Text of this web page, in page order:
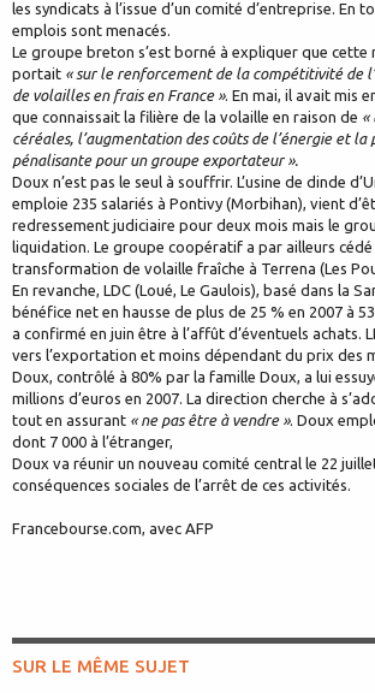
les syndicats à l’issue d’un comité d’entreprise. En
emplois sont menacés.
Le groupe breton s’est borné à expliquer que
portait « sur le renforcement de la compétitivité de
de volailles en frais en France ». En mai, il avait mis
que connaissait la filière de la volaille en raison de «
céréales, l’augmentation des coûts de l’énergie et
pénalisante pour un groupe exportateur ».
Doux n’est pas le seul à souffrir. L’usine de dinde
emploie 235 salariés à Pontivy (Morbihan), vient
redressement judiciaire pour deux mois mais le
liquidation. Le groupe coopératif a par ailleurs
transformation de volaille fraîche à Terrena (Les
En revanche, LDC (Loué, Le Gaulois), basé dans la
bénéfice net en hausse de plus de 25 % en 2007 à
a confirmé en juin être à l’affût d’éventuels achats.
vers l’exportation et moins dépendant du prix des
Doux, contrôlé à 80% par la famille Doux, a lui
millions d’euros en 2007. La direction cherche à
tout en assurant « ne pas être à vendre ». Doux
dont 7 000 à l’étranger,
Doux va réunir un nouveau comité central le 22
conséquences sociales de l’arrêt de ces activités.
Francebourse.com, avec AFP
SUR LE MÊME SUJET